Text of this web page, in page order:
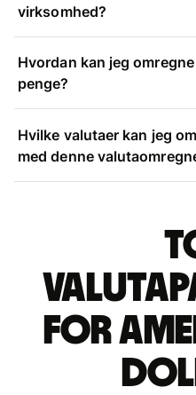
virksomhed?
Hvordan kan jeg
penge?
Hvilke valutaer kan jeg
med denne
for